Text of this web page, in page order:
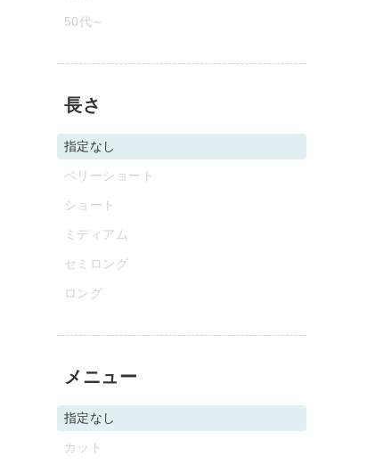
50代～
長さ
指定なし
ベリーショート
ショート
ミディアム
セミロング
ロング
メニュー
指定なし
カット